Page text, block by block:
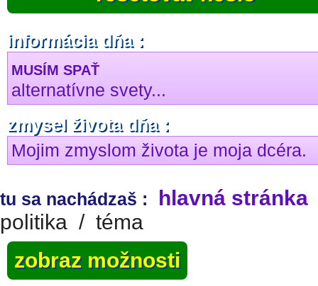
informácia dňa :
MUSÍM SPAŤ
alternatívne svety...
zmysel života dňa :
Mojim zmyslom života je moja dcéra.
tu sa nachádzaš : hlavná stránka
politika / téma
zobraz možnosti